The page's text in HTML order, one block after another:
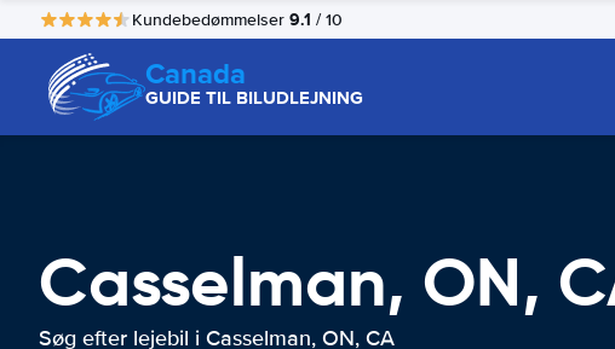
Kundebedømmelser 9.1 / 10
Canada
GUIDE TIL BILUDLEJNING
Casselman, ON,
Søg efter lejebil i Casselman, ON, CA